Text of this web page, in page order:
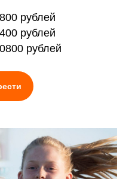
рублей
рублей
рублей